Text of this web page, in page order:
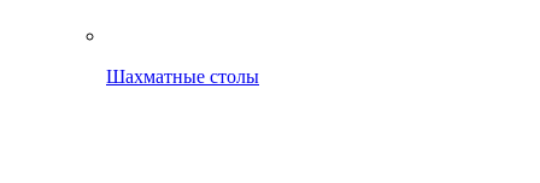
Шахматные столы